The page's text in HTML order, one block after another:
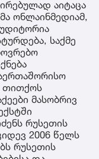
აიტაცა
ონლაინმედიამ,
საქმე
თითქოს
მასობრივ
რუსეთის
2006 წელს
რუსეთის